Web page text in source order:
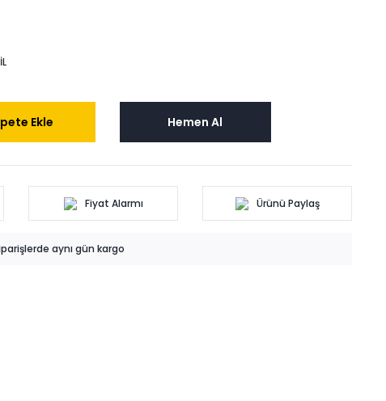
Ekle Hemen Al
Fiyat Alarmı Ürünü Paylaş
aynı gün kargo